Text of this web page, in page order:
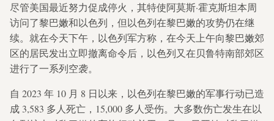
尽管美国最近努力促成停火，其特使阿莫斯·霍克斯坦本周
访问了黎巴嫩和以色列，但以色列在黎巴嫩的攻势仍在继
续。就在今天下午，以色列军方称，在今天上午向黎巴嫩郊
区的居民发出立即撤离命令后，以色列又在贝鲁特南部郊区
进行了一系列空袭。
自 2023 年 10 月 8 日以来，以色列在黎巴嫩的军事行动已造
成 3,583 多人死亡，15,000 多人受伤。大多数伤亡发生在以